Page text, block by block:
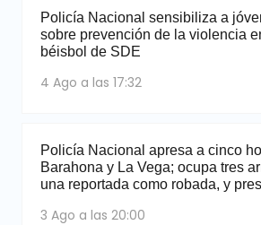
Policía Nacional sensibiliza a
sobre prevención de la violencia
béisbol de SDE
4 Ago a las 17:32
Policía Nacional apresa a cinco
Barahona y La Vega; ocupa tres
una reportada como robada, y
3 Ago a las 20:00